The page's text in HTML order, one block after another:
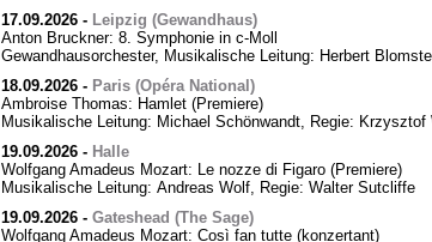
17.09.2026- Leipzig (Gewandhaus)
Anton Bruckner: 8. Symphonie in c-Moll
Gewandhausorchester, Musikalische Leitung: Herbert
18.09.2026- Paris (Opéra National)
Ambroise Thomas: Hamlet (Premiere)
Musikalische Leitung: Michael Schönwandt, Regie: Krzysztof
19.09.2026- Halle
Wolfgang Amadeus Mozart: Le nozze di Figaro (Premiere)
Musikalische Leitung: Andreas Wolf, Regie: Walter Sutcliffe
19.09.2026- Gateshead (The Sage)
Wolfgang Amadeus Mozart: Così fan tutte (konzertant)